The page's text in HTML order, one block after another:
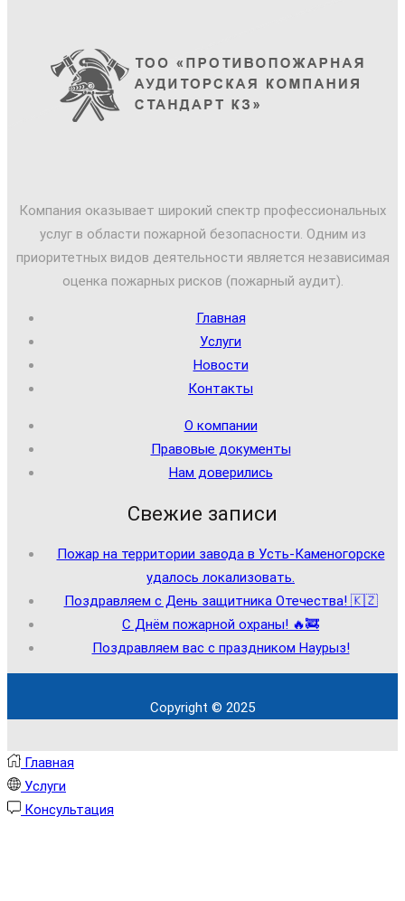
Компания оказывает широкий спектр профессиональных
услуг в области пожарной безопасности. Одним из
приоритетных видов деятельности является независимая
оценка пожарных рисков (пожарный аудит).
Главная
Услуги
Новости
Контакты
О компании
Правовые документы
Нам доверились
Свежие записи
Пожар на территории завода в Усть-Каменогорске
удалось локализовать.
Поздравляем с День защитника Отечества! 🇰🇿
С Днём пожарной охраны! 🔥🚒
Поздравляем вас с праздником Наурыз!
Copyright © 2025
Главная
Услуги
Консультация